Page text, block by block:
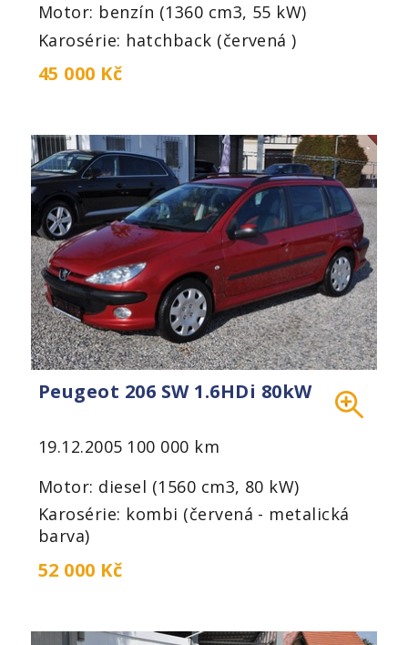
Motor: benzín (1360 cm3, 55 kW)
Karosérie: hatchback (červená )
45 000 Kč
Peugeot 206 SW 1.6HDi 80kW
19.12.2005 100 000 km
Motor: diesel (1560 cm3, 80 kW)
Karosérie: kombi (červená - metalická
barva)
52 000 Kč